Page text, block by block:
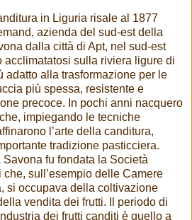
in Liguria risale al 1877
azienda del sud-est della
dalla città di Apt, nel sud-est
acclimatatosi sulla riviera ligure di
adatto alla trasformazione per le
più spessa, resistente e
precoce. In pochi anni nacquero
impiegando le tecniche
l’arte della canditura,
tradizione pasticciera.
fu fondata la Società
sull’esempio delle Camere
si occupava della coltivazione
vendita dei frutti. Il periodo di
dei frutti canditi è quello a